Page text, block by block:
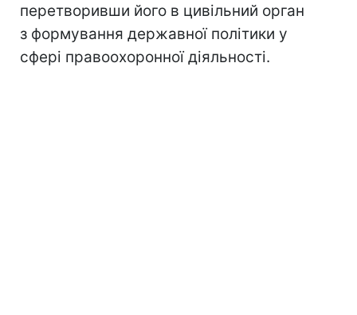
перетворивши його в цивільний орган
з формування державної політики у
сфері правоохоронної діяльності.